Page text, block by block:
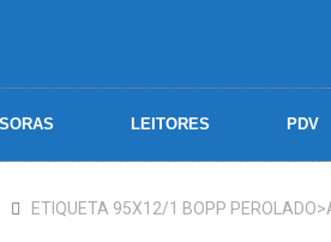
LEITORES PDV
ETIQUETA 95X12/1 BOPP